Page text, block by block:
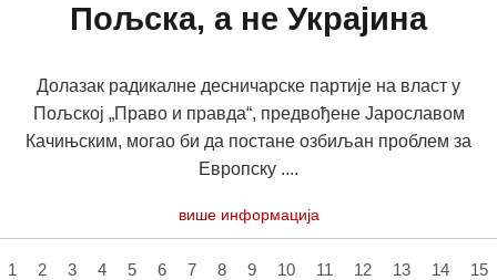
Пољска, а не Украјина
Долазак радикалне десничарске партије на власт у
Пољској „Право и правда“, предвођене Јарославом
Качињским, могао би да постане озбиљан проблем за
Европску ....
више информација
1 2 3 4 5 6 7 8 9 10 11 12 13 14 15